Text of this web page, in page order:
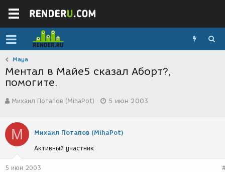
Maya
Ментал в Майе5 сказал Аборт?,
помогите.
в
о
р
т
е
м
ы
Михаил Потапов (MihaPot)
а
с
д
5 июн 2003
М Михаил Потапов (MihaPot)
Активный участник
5 июн 2003